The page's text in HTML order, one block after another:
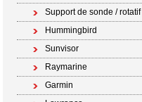
Support de sonde / rotatif
Hummingbird
Sunvisor
Raymarine
Garmin